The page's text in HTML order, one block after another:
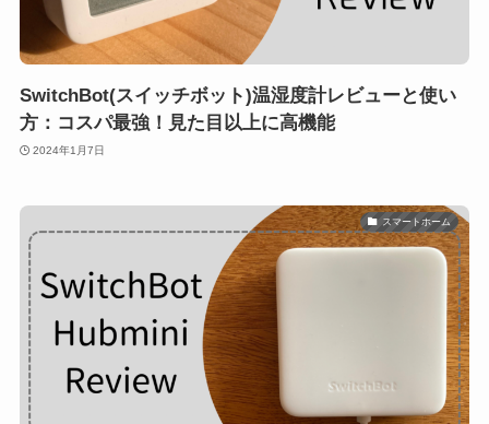
SwitchBot(スイッチボット)温湿度計レビューと使い
方：コスパ最強！見た目以上に高機能
2024年1月7日
スマートホーム